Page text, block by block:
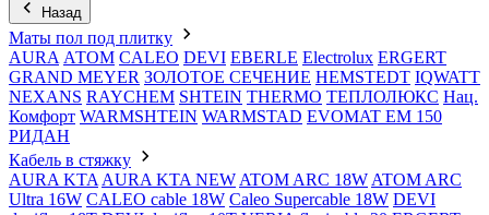
Назад
Маты пол под плитку
AURA АТОМ CALEO DEVI EBERLE Electrolux ERGERT
GRAND MEYER ЗОЛОТОЕ СЕЧЕНИЕ HEMSTEDT IQWATT
NEXANS RAYCHEM SHTEIN THERMO ТЕПЛОЛЮКС Нац.
Комфорт WARMSHTEIN WARMSTAD EVOMAT EM 150
РИДАН
Кабель в стяжку
AURA KTA AURA KTA NEW ATOM ARC 18W ATOM ARC
Ultra 16W CALEO cable 18W Caleo Supercable 18W DEVI